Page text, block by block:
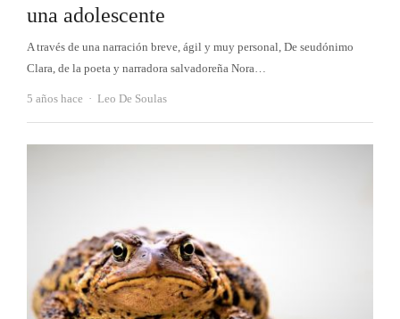
una adolescente
A través de una narración breve, ágil y muy personal, De seudónimo
Clara, de la poeta y narradora salvadoreña Nora…
5 años hace Autor
Leo De Soulas